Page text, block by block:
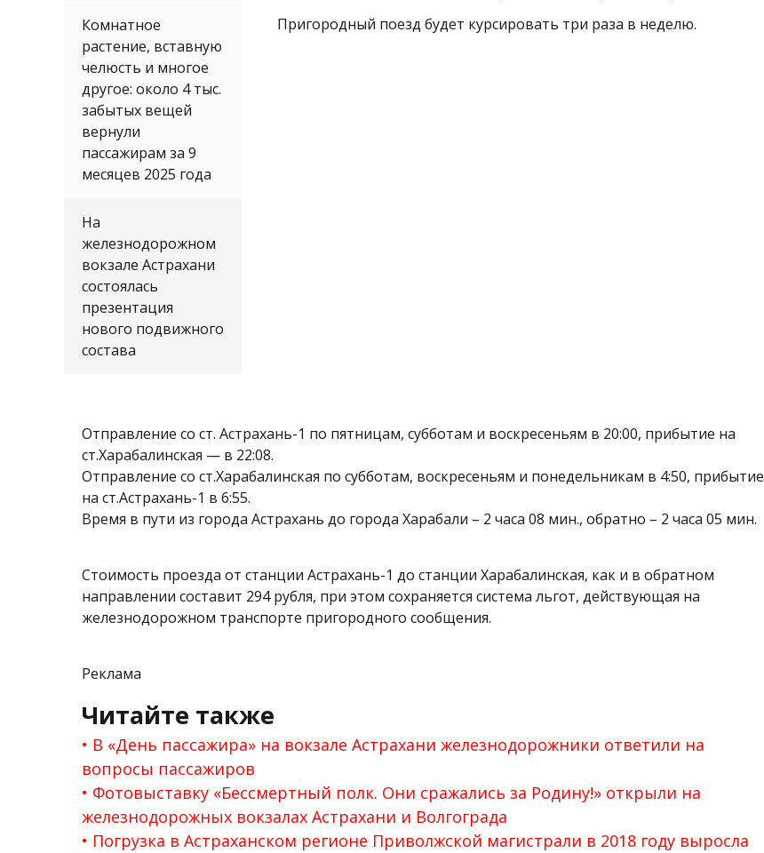
Комнатное
растение, вставную
челюсть и многое
другое: около 4 тыс.
забытых вещей
вернули
пассажирам за 9
месяцев 2025 года
На
железнодорожном
вокзале Астрахани
состоялась
презентация
нового подвижного
состава
Пригородный поезд будет курсировать три раза в неделю.
Отправление со ст. Астрахань-1 по пятницам, субботам и воскресеньям в 20:00, прибытие на
ст.Харабалинская — в 22:08.
Отправление со ст.Харабалинская по субботам, воскресеньям и понедельникам в 4:50, прибытие
на ст.Астрахань-1 в 6:55.
Время в пути из города Астрахань до города Харабали – 2 часа 08 мин., обратно – 2 часа 05 мин.
Стоимость проезда от станции Астрахань-1 до станции Харабалинская, как и в обратном
направлении составит 294 рубля, при этом сохраняется система льгот, действующая на
железнодорожном транспорте пригородного сообщения.
Реклама
Читайте также
В «День пассажира» на вокзале Астрахани железнодорожники ответили на
вопросы пассажиров
Фотовыставку «Бессмертный полк. Они сражались за Родину!» открыли на
железнодорожных вокзалах Астрахани и Волгограда
Погрузка в Астраханском регионе Приволжской магистрали в 2018 году выросла